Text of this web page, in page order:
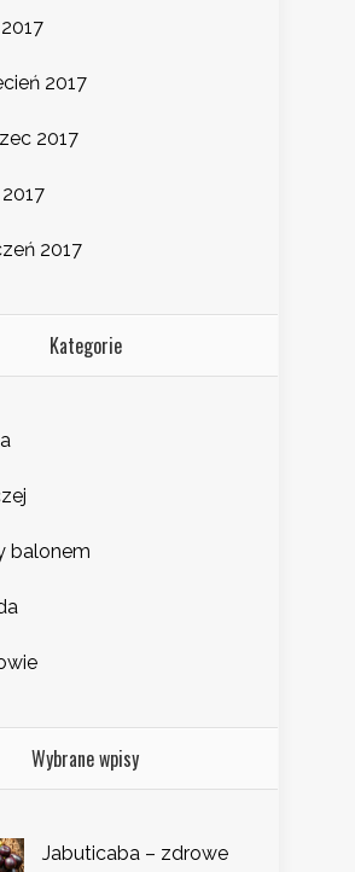
2017
2017
2017
Kategorie
balonem
Wybrane wpisy
Jabuticaba – zdrowe